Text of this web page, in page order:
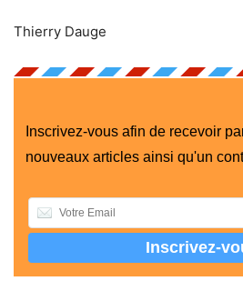
Thierry Dauge
Inscrivez-vous afin de recevoir
nouveaux articles ainsi qu'un